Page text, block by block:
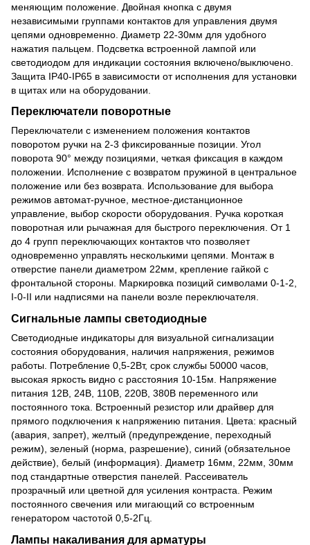
меняющим положение. Двойная кнопка с двумя
независимыми группами контактов для управления двумя
цепями одновременно. Диаметр 22-30мм для удобного
нажатия пальцем. Подсветка встроенной лампой или
светодиодом для индикации состояния включено/выключено.
Защита IP40-IP65 в зависимости от исполнения для установки
в щитах или на оборудовании.
Переключатели поворотные
Переключатели с изменением положения контактов
поворотом ручки на 2-3 фиксированные позиции. Угол
поворота 90° между позициями, четкая фиксация в каждом
положении. Исполнение с возвратом пружиной в центральное
положение или без возврата. Использование для выбора
режимов автомат-ручное, местное-дистанционное
управление, выбор скорости оборудования. Ручка короткая
поворотная или рычажная для быстрого переключения. От 1
до 4 групп переключающих контактов что позволяет
одновременно управлять несколькими цепями. Монтаж в
отверстие панели диаметром 22мм, крепление гайкой с
фронтальной стороны. Маркировка позиций символами 0-1-2,
I-0-II или надписями на панели возле переключателя.
Сигнальные лампы светодиодные
Светодиодные индикаторы для визуальной сигнализации
состояния оборудования, наличия напряжения, режимов
работы. Потребление 0,5-2Вт, срок службы 50000 часов,
высокая яркость видно с расстояния 10-15м. Напряжение
питания 12В, 24В, 110В, 220В, 380В переменного или
постоянного тока. Встроенный резистор или драйвер для
прямого подключения к напряжению питания. Цвета: красный
(авария, запрет), желтый (предупреждение, переходный
режим), зеленый (норма, разрешение), синий (обязательное
действие), белый (информация). Диаметр 16мм, 22мм, 30мм
под стандартные отверстия панелей. Рассеиватель
прозрачный или цветной для усиления контраста. Режим
постоянного свечения или мигающий со встроенным
генератором частотой 0,5-2Гц.
Лампы накаливания для арматуры